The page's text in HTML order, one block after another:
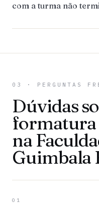
com a turma não
03 · PERGUNTAS
Dúvidas
formatura
na
Guimbala
01